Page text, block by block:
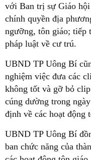
với Ban trị sự Giáo
chính quyền địa
ngưỡng, tôn giáo; tiếp
pháp luật về cư trú.
UBND TP Uông Bí
nghiệm việc đưa các
không tốt và gỡ bỏ
cúng dường trong
định về các hoạt động
UBND TP Uông Bí
ban chức năng của